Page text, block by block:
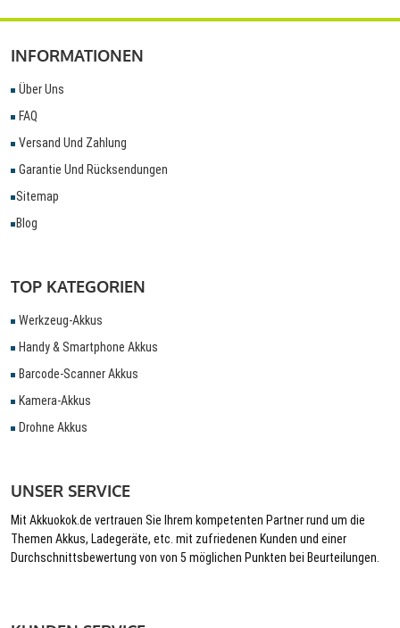
INFORMATIONEN
Über Uns
FAQ
Versand Und Zahlung
Garantie Und Rücksendungen
Sitemap
Blog
TOP KATEGORIEN
Werkzeug-Akkus
Handy & Smartphone Akkus
Barcode-Scanner Akkus
Kamera-Akkus
Drohne Akkus
UNSER SERVICE
Mit Akkuokok.de vertrauen Sie Ihrem kompetenten Partner rund um die
Themen Akkus, Ladegeräte, etc. mit zufriedenen Kunden und einer
Durchschnittsbewertung von von 5 möglichen Punkten bei Beurteilungen.